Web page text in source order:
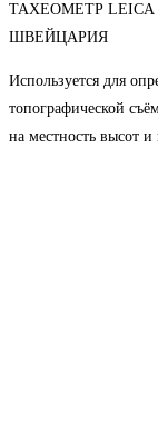
ТАХЕОМЕТР LEICA
ШВЕЙЦАРИЯ
Используется для
топографической
на местность высот